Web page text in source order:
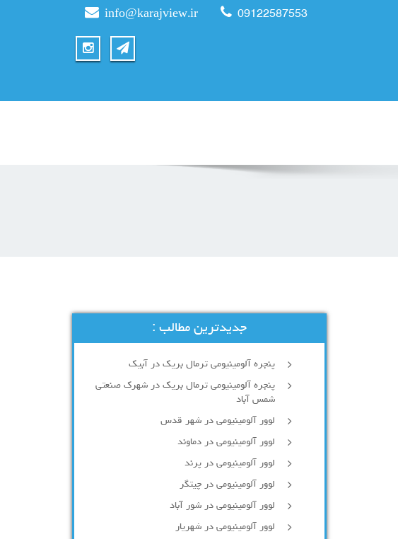
info@karajview.ir 09122587553
جدیدترین مطالب :
پنجره آلومینیومی ترمال بریک در آبیک
پنجره آلومینیومی ترمال بریک در شهرک صنعتی
شمس آباد
لوور آلومینیومی در شهر قدس
لوور آلومینیومی در دماوند
لوور آلومینیومی در پرند
لوور آلومینیومی در چیتگر
لوور آلومینیومی در شور آباد
لوور آلومينيومي در شهريار